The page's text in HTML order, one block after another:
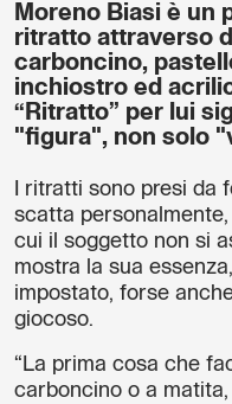
Moreno Biasi è un
ritratto attraverso
carboncino,
inchiostro ed
“Ritratto” per lui
"figura", non solo
I ritratti sono presi da
scatta
cui il soggetto non si
mostra la sua
impostato, forse
giocoso.
“La prima cosa che
carboncino o a